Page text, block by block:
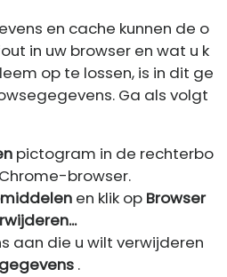
en cache kunnen de o
in uw browser en wat u k
op te lossen, is in dit ge
Ga als volgt
pictogram in de rechterbo
browser.
en klik op Browser
aan die u wilt verwijderen
.